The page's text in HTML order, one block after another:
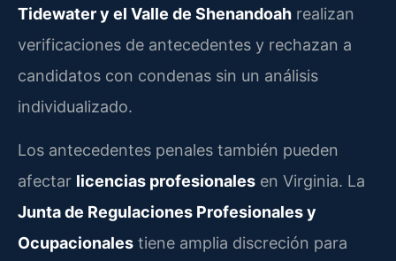
Tidewater y el Valle de Shenandoah realizan
verificaciones de antecedentes y rechazan a
candidatos con condenas sin un análisis
individualizado.
Los antecedentes penales también pueden
afectar licencias profesionales en Virginia. La
Junta de Regulaciones Profesionales y
Ocupacionales tiene amplia discreción para